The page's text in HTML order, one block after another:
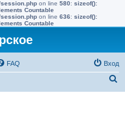
session.php on line 580: sizeof():
Countable
session.php on line 636: sizeof():
Countable
FAQ Вход